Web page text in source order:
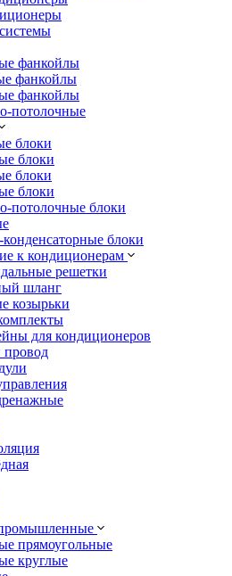
фанкойлы
фанкойлы
фанкойлы
потолочные
блоки
блоки
блоки
блоки
потолочные блоки
блоки
к кондиционерам
решетки
шланг
козырьки
для кондиционеров
провод
прямоугольные
круглые